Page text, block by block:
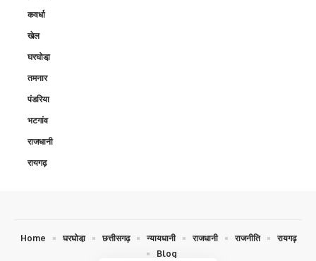
कवर्धा
खेल
घरघोडा़
तमनार
पंडरिया
भटगांव
राजधानी
रायगढ़
Home घरघोडा़ छत्तीसगढ़ न्यायधानी राजधानी राजनीति
रायगढ़
Blog